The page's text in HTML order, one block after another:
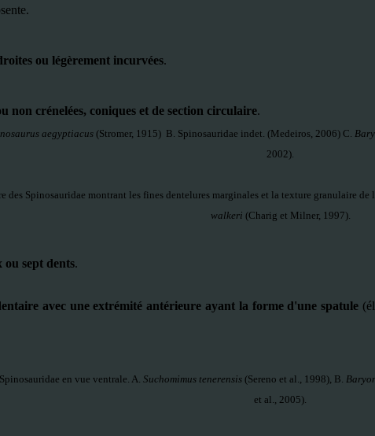
ou légèrement incurvées.
non crénelées, coniques et de section circulaire.
aegyptiacus (Stromer, 1915) B. Spinosauridae indet. (Medeiros, 2006) C.
2002).
des Spinosauridae montrant les fines dentelures marginales et la texture granulaire de
walkeri (Charig et Milner, 1997).
ou sept dents.
avec une extrémité antérieure ayant la forme d'une spatule
en vue ventrale. A. Suchomimus tenerensis(Sereno et al., 1998), B.
et al., 2005).